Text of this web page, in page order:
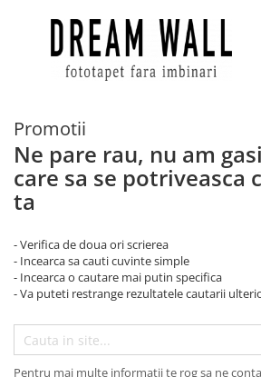
Fototapet fara imbinari
Abstract
Arhitectura
Fluid Art
Forme Geometrice
Fototapet 3D
Frescă
Frunze
Natura
Peisaj
Promotii
Ne pare rau, nu am
care sa se potriveasca
ta
- Verifica de doua ori scrierea
- Incearca sa cauti cuvinte simple
- Incearca o cautare mai putin specifica
- Va puteti restrange rezultatele cautarii
Pentru mai multe informatii te rog sa ne